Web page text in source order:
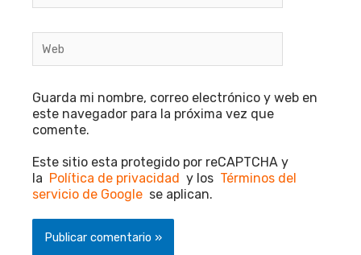
Guarda mi nombre, correo electrónico y web en
este navegador para la próxima vez que
comente.
Este sitio esta protegido por reCAPTCHA y
la Política de privacidad y los Términos del
servicio de Google se aplican.